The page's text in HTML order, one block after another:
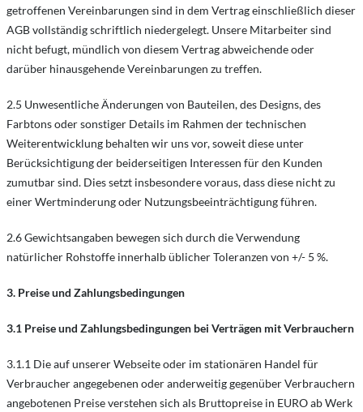
getroffenen Vereinbarungen sind in dem Vertrag einschließlich dieser
AGB vollständig schriftlich niedergelegt. Unsere Mitarbeiter sind
nicht befugt, mündlich von diesem Vertrag abweichende oder
darüber hinausgehende Vereinbarungen zu treffen.
2.5 Unwesentliche Änderungen von Bauteilen, des Designs, des
Farbtons oder sonstiger Details im Rahmen der technischen
Weiterentwicklung behalten wir uns vor, soweit diese unter
Berücksichtigung der beiderseitigen Interessen für den Kunden
zumutbar sind. Dies setzt insbesondere voraus, dass diese nicht zu
einer Wertminderung oder Nutzungsbeeinträchtigung führen.
2.6 Gewichtsangaben bewegen sich durch die Verwendung
natürlicher Rohstoffe innerhalb üblicher Toleranzen von +/- 5 %.
3. Preise und Zahlungsbedingungen
3.1 Preise und Zahlungsbedingungen bei Verträgen mit Verbrauchern
3.1.1 Die auf unserer Webseite oder im stationären Handel für
Verbraucher angegebenen oder anderweitig gegenüber Verbrauchern
angebotenen Preise verstehen sich als Bruttopreise in EURO ab Werk